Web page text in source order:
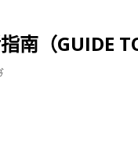
南（GUIDE